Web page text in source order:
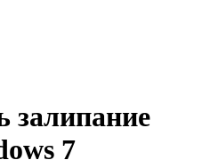
залипание
7